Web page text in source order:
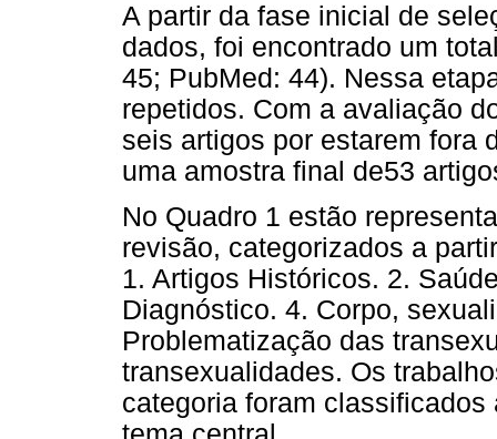
A partir da fase inicial de
dados, foi encontrado um
45; PubMed: 44). Nessa
repetidos. Com a avaliação
seis artigos por estarem fora
uma amostra final de53
No Quadro 1 estão
revisão, categorizados a
1. Artigos Históricos. 2.
Diagnóstico. 4. Corpo,
Problematização das
transexualidades. Os
categoria foram